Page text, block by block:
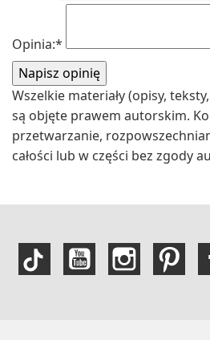
Opinia:*
Wszelkie materiały (opisy,
są objęte prawem autorskim.
przetwarzanie,
całości lub w części bez zgody